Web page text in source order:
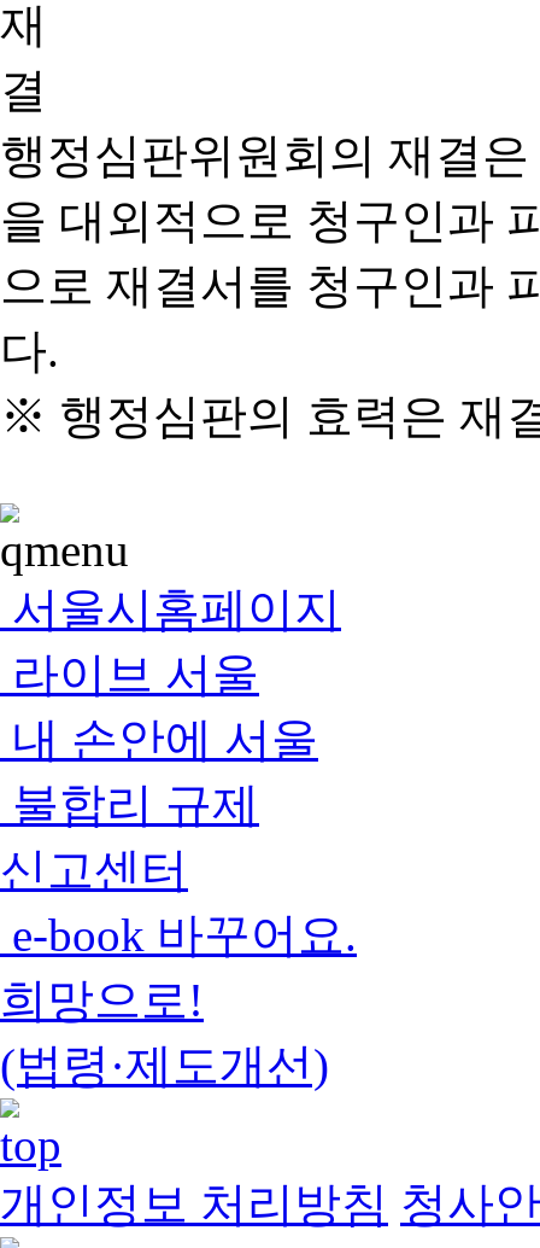
행정심판위원회의 재결
을 대외적으로 청구인과
으로 재결서를 청구인과
다.
※ 행정심판의 효력은 재
서울시홈페이지
라이브 서울
내 손안에 서울
불합리 규제
신고센터
e-book 바꾸어요.
희망으로!
(법령·제도개선)
개인정보 처리방침 청사